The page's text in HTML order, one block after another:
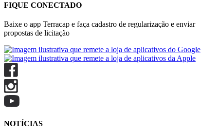
FIQUE CONECTADO
Baixe o app Terracap e faça cadastro de regularização e enviar
propostas de licitação
NOTÍCIAS